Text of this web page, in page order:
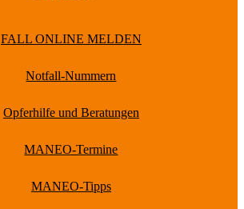
FALL ONLINE MELDEN
Notfall-Nummern
Opferhilfe und Beratungen
MANEO-Termine
MANEO-Tipps